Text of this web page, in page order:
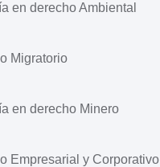
en derecho Ambiental
Migratorio
en derecho Minero
Empresarial y Corporativo